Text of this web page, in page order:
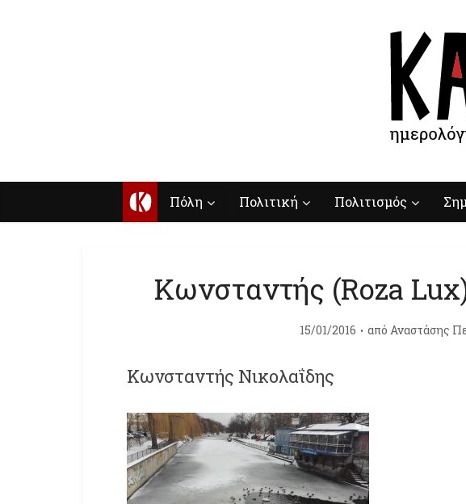
Κ Πόλη Πολιτική Πολιτισμός
Κωνσταντής (Roza
15/01/2016 από Αναστάσης
Κωνσταντής Νικολαΐδης